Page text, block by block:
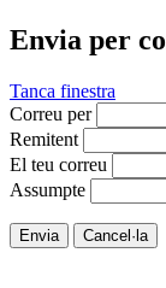
Envia per
Tanca finestra
Correu per
Remitent
El teu correu
Assumpte
Envia Cancel·la